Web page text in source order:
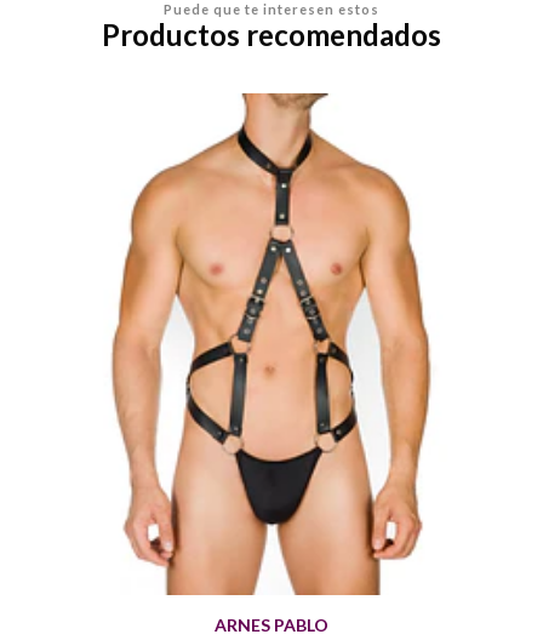
Puede que te interesen estos
Productos recomendados
ARNES PABLO